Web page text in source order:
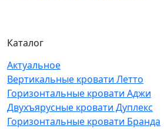
Каталог
Актуальное
Вертикальные кровати Летто
Горизонтальные кровати Аджи
Двухъярусные кровати Дуплекс
Горизонтальные кровати Бранда